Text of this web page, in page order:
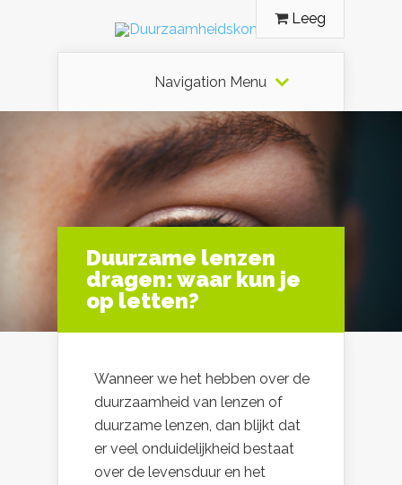
Leeg
Navigation Menu
Duurzame lenzen
dragen: waar kun je
op letten?
Wanneer we het hebben over de
duurzaamheid van lenzen of
duurzame lenzen, dan blijkt dat
er veel onduidelijkheid bestaat
over de levensduur en het